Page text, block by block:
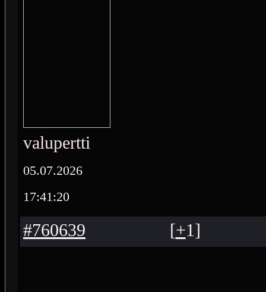
valupertti
05.07.2026
17:41:20
#760639 [+1]